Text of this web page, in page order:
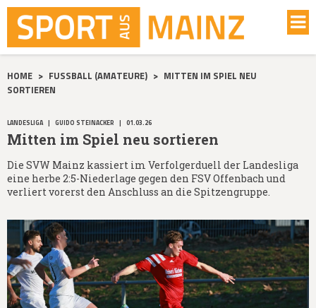
HOME > FUSSBALL (AMATEURE) > MITTEN IM SPIEL NEU
SORTIEREN
LANDESLIGA | GUIDO STEINACKER | 01.03.26
Mitten im Spiel neu sortieren
Die SVW Mainz kassiert im Verfolgerduell der Landesliga
eine herbe 2:5-Niederlage gegen den FSV Offenbach und
verliert vorerst den Anschluss an die Spitzengruppe.